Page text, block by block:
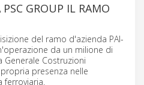
PSC GROUP IL RAMO
del ramo d'azienda PAI-
da un milione di
Costruzioni
presenza nelle
ferroviaria.